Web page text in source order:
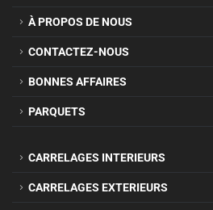
À PROPOS DE NOUS
CONTACTEZ-NOUS
BONNES AFFAIRES
PARQUETS
CARRELAGES INTERIEURS
CARRELAGES EXTERIEURS